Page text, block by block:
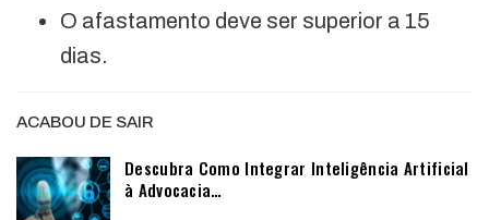
O afastamento deve ser superior a 15
dias.
ACABOU DE SAIR
Descubra Como Integrar Inteligência Artificial
à Advocacia…